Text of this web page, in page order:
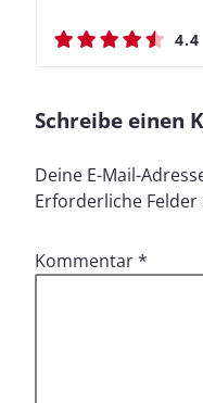
4.4
4.4
4.5
4.5
Schreibe einen
Deine E-Mail-
Erforderliche
Kommentar*